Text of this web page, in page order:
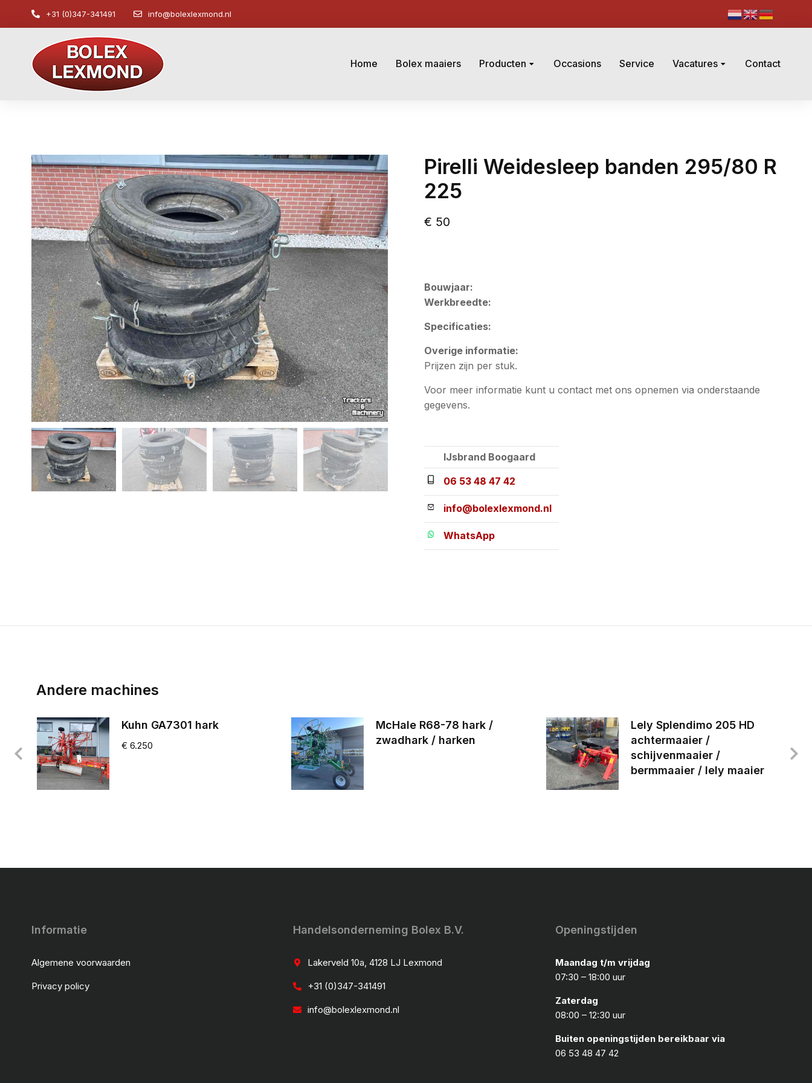
+31 (0)347-341491 info@bolexlexmond.nl
Home Bolex maaiers Producten Occasions Service Vacatures Contact
Pirelli Weidesleep banden 295/80 R
225
€ 50
Bouwjaar:
Werkbreedte:
Specificaties:
Overige informatie:
Prijzen zijn per stuk.
Voor meer informatie kunt u contact met ons opnemen via onderstaande
gegevens.
IJsbrand Boogaard
06 53 48 47 42
info@bolexlexmond.nl
WhatsApp
Andere machines
Kuhn GA7301 hark
€ 6.250
McHale R68-78 hark /
zwadhark / harken
Lely Splendimo 205 HD
achtermaaier /
schijvenmaaier /
bermmaaier / lely maaier
Informatie
Algemene voorwaarden
Privacy policy
Handelsonderneming Bolex B.V.
Lakerveld 10a, 4128 LJ Lexmond
+31 (0)347-341491
info@bolexlexmond.nl
Openingstijden
Maandag t/m vrijdag
07:30 – 18:00 uur
Zaterdag
08:00 – 12:30 uur
Buiten openingstijden bereikbaar via
06 53 48 47 42